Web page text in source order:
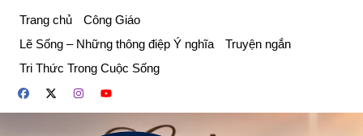
phần
dung
Trang chủ
Công Giáo
Lẽ Sống – Những thông điệp Ý nghĩa
Truyện ngắn
Tri Thức Trong Cuộc Sống